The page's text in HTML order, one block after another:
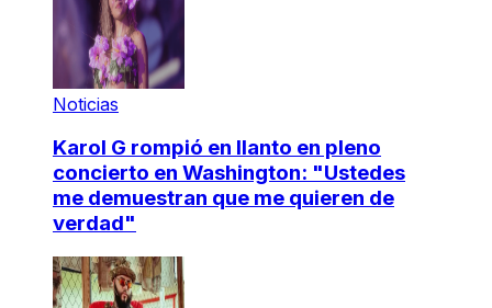
Noticias
Karol G rompió en llanto en pleno
concierto en Washington: "Ustedes
me demuestran que me quieren de
verdad"